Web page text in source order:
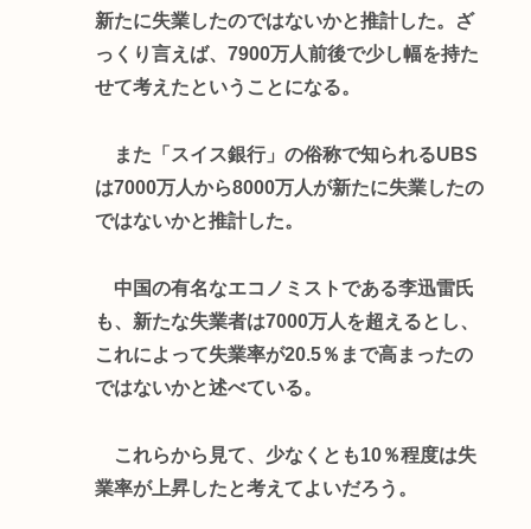
新たに失業したのではないかと推計した。ざ
っくり言えば、7900万人前後で少し幅を持た
せて考えたということになる。
また「スイス銀行」の俗称で知られるUBS
は7000万人から8000万人が新たに失業したの
ではないかと推計した。
中国の有名なエコノミストである李迅雷氏
も、新たな失業者は7000万人を超えるとし、
これによって失業率が20.5％まで高まったの
ではないかと述べている。
これらから見て、少なくとも10％程度は失
業率が上昇したと考えてよいだろう。